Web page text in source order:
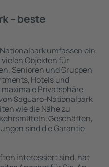
– beste
umfassen ein
Objekten für
Senioren und Gruppen.
Hotels und
Privatsphäre
Saguaro-Nationalpark
wie die Nähe zu
Geschäften,
sind die Garantie
interessiert sind, hat